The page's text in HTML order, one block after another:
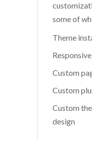
some of
Theme
Custom
Custom
Custom
design